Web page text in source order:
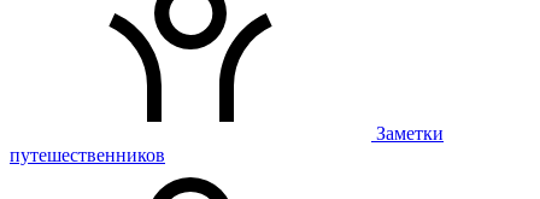
Заметки
путешественников